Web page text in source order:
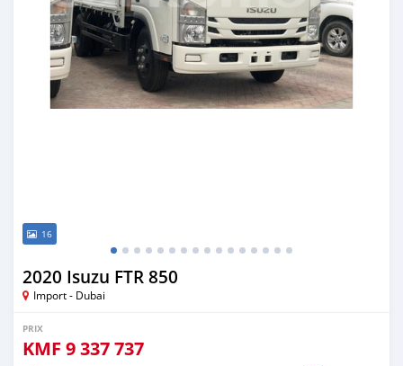
16
2020 Isuzu FTR 850
Import - Dubai
PRIX
KMF 9 337 737